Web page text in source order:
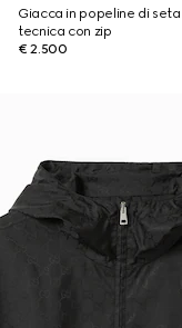
Giacca in popeline di seta
tecnica con zip
€ 2.500